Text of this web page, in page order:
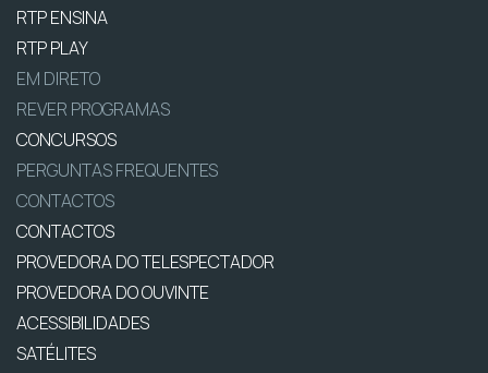
RTP ENSINA
RTP PLAY
EM DIRETO
REVER PROGRAMAS
CONCURSOS
PERGUNTAS FREQUENTES
CONTACTOS
CONTACTOS
PROVEDORA DO TELESPECTADOR
PROVEDORA DO OUVINTE
ACESSIBILIDADES
SATÉLITES